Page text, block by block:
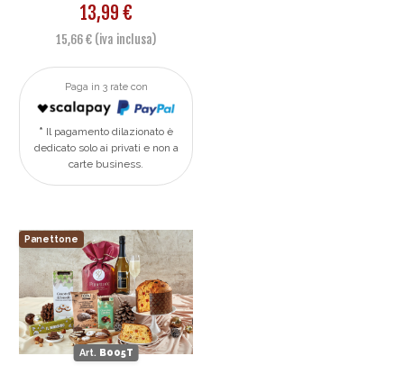
13,99 €
15,66 € (iva inclusa)
Paga in 3 rate con
Il pagamento dilazionato è
dedicato solo ai privati e non a
carte business.
Panettone
Art. B005T